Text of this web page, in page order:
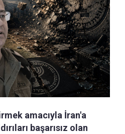
amacıyla İran'a
başarısız olan